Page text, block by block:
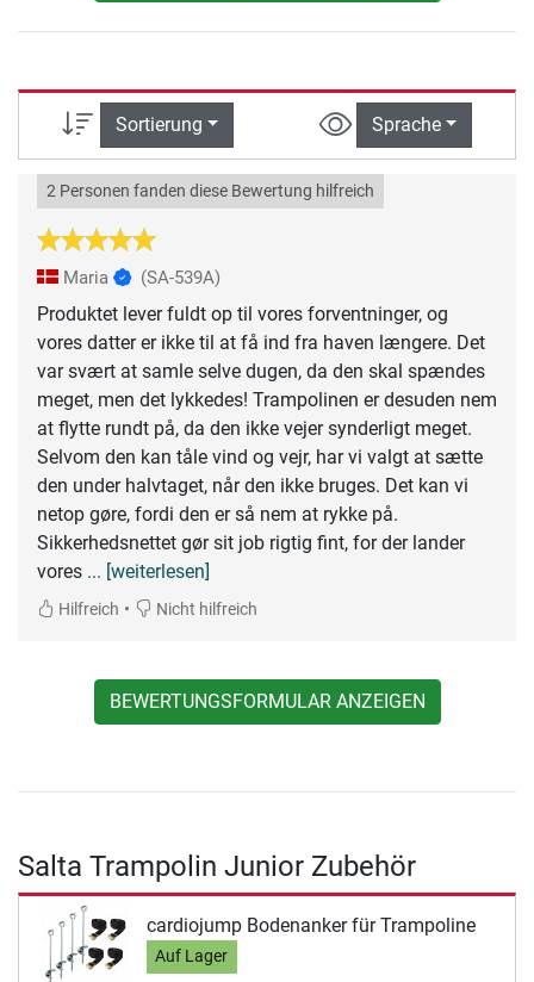
Sortierung Sprache
2 Personen fanden diese Bewertung hilfreich
Maria (SA-539A)
Produktet lever fuldt op til vores forventninger, og
vores datter er ikke til at få ind fra haven længere. Det
var svært at samle selve dugen, da den skal spændes
meget, men det lykkedes! Trampolinen er desuden nem
at flytte rundt på, da den ikke vejer synderligt meget.
Selvom den kan tåle vind og vejr, har vi valgt at sætte
den under halvtaget, når den ikke bruges. Det kan vi
netop gøre, fordi den er så nem at rykke på.
Sikkerhedsnettet gør sit job rigtig fint, for der lander
vores ... [weiterlesen]
Hilfreich • Nicht hilfreich
BEWERTUNGSFORMULAR ANZEIGEN
Salta Trampolin Junior Zubehör
cardiojump Bodenanker für Trampoline
Auf Lager